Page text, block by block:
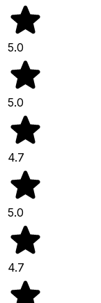
5.0
5.0
4.7
5.0
4.7